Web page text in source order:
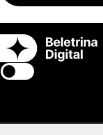
Switch theme